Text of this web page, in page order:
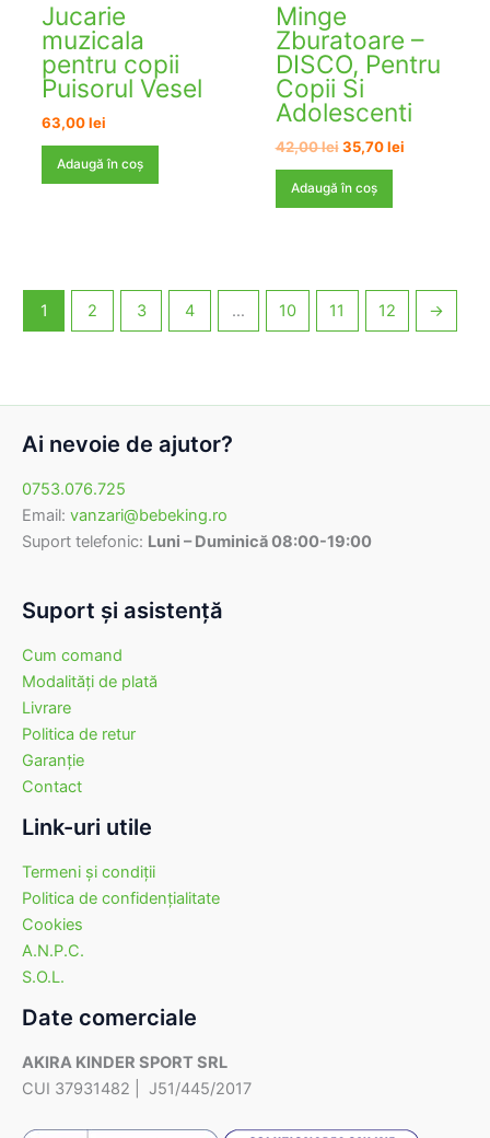
Jucarie
muzicala
pentru copii
Puisorul Vesel
63,00lei
Adaugă în coș
Minge
Zburatoare –
DISCO, Pentru
Copii Si
Adolescenti
42,00lei Prețul
a
35,70leiPrețul
Adaugă în coș
1 2 3 4 … 10 11 12 →
Ai nevoie de ajutor?
0753.076.725
Email: vanzari@bebeking.ro
Suport telefonic: Luni – Duminică 08:00-19:00
Suport şi asistenţă
Cum comand
Modalităţi de plată
Livrare
Politica de retur
Garanţie
Contact
Link-uri utile
Termeni şi condiţii
Politica de confidenţialitate
Cookies
A.N.P.C.
S.O.L.
Date comerciale
AKIRA KINDER SPORT SRL
CUI 37931482 | J51/445/2017